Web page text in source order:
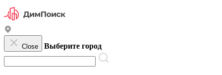
Close Выберите город